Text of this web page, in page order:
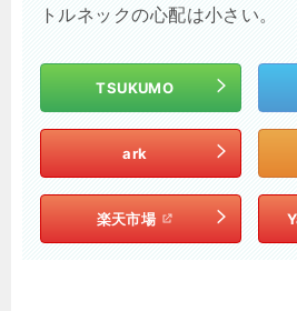
トルネックの心配は小さい。
TSUKUMO
ark
楽天市場